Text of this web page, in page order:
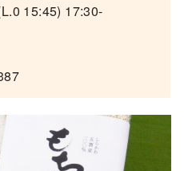
15:45) 17:30-